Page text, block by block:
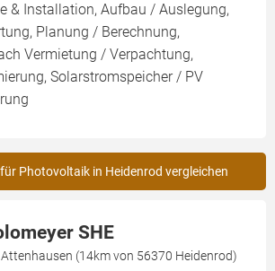
& Installation, Aufbau / Auslegung,
Planung / Berechnung,
Vermietung / Verpachtung,
Solarstromspeicher / PV
Photovoltaik in Heidenrod vergleichen
SHE
(14km von 56370 Heidenrod)